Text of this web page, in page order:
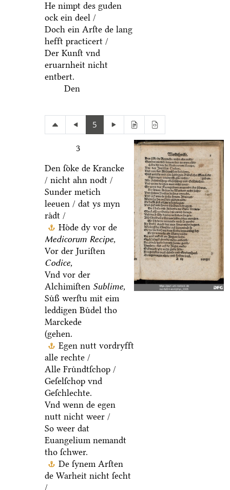
He nimpt des guden
ock ein deel /
Doch ein Arſte de lang
hefft practicert /
Der Kunſt vnd
eruarnheit nicht
entbert.
Den
5
3
Den ſoͤke de Krancke
/ nicht ahn nodt /
Sunder metich
leeuen / dat ys myn
raͤdt /
Hoͤde dy vor de
Medicorum Recipe,
Vor der Juriſten
Codice,
Vnd vor der
Alchimiſten Sublime,
Suͤß werſtu mit eim
leddigen Buͤdel tho
Marckede
(gehen.
Egen nutt vordryfft
alle rechte /
Alle Fruͤndtſchop /
Geſelſchop vnd
Geſchlechte.
Vnd wenn de egen
nutt nicht weer /
So weer dat
Euangelium nemandt
tho ſchwer.
De ſynem Arſten
de Warheit nicht ſecht
/